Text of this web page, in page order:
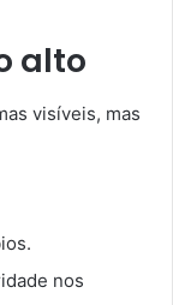
alto
visíveis, mas
nos